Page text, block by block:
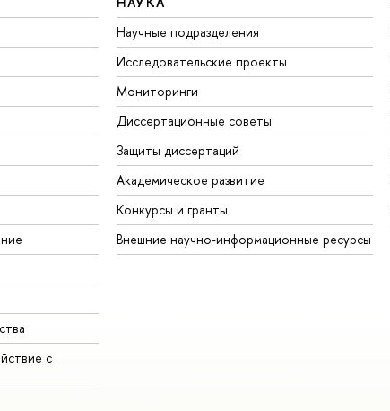
с
Научные подразделения
Исследовательские проекты
Мониторинги
Диссертационные советы
Защиты диссертаций
Академическое развитие
Конкурсы и гранты
Внешние научно-информационные ресурсы